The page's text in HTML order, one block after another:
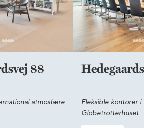
88
atmosfære
Fleksible kontorer i
Globetrotterhuset